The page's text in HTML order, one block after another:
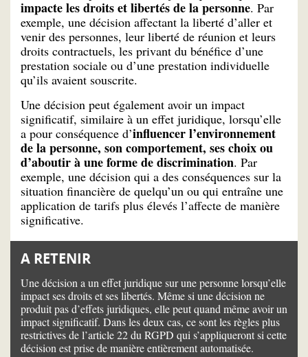
impacte les droits et libertés de la personne. Par
exemple, une décision affectant la liberté d’aller et
venir des personnes, leur liberté de réunion et leurs
droits contractuels, les privant du bénéfice d’une
prestation sociale ou d’une prestation individuelle
qu’ils avaient souscrite.
Une décision peut également avoir un impact
significatif, similaire à un effet juridique, lorsqu’elle
a pour conséquence d’influencer l’environnement
de la personne, son comportement, ses choix ou
d’aboutir à une forme de discrimination. Par
exemple, une décision qui a des conséquences sur la
situation financière de quelqu’un ou qui entraîne une
application de tarifs plus élevés l’affecte de manière
significative.
A RETENIR
Une décision a un effet juridique sur une personne lorsqu’elle
impact ses droits et ses libertés. Même si une décision ne
produit pas d’effets juridiques, elle peut quand même avoir un
impact significatif. Dans les deux cas, ce sont les règles plus
restrictives de l’article 22 du RGPD qui s’appliqueront si cette
décision est prise de manière entièrement automatisée.